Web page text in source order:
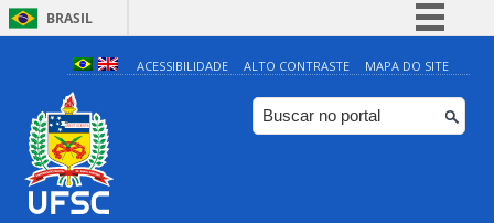
BRASIL
Simplifique!
Comunica BR
Participe
ACESSIBILIDADE ALTO CONTRASTE MAPA DO SITE